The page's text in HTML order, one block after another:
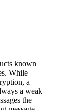
known
While
a
a weak
the